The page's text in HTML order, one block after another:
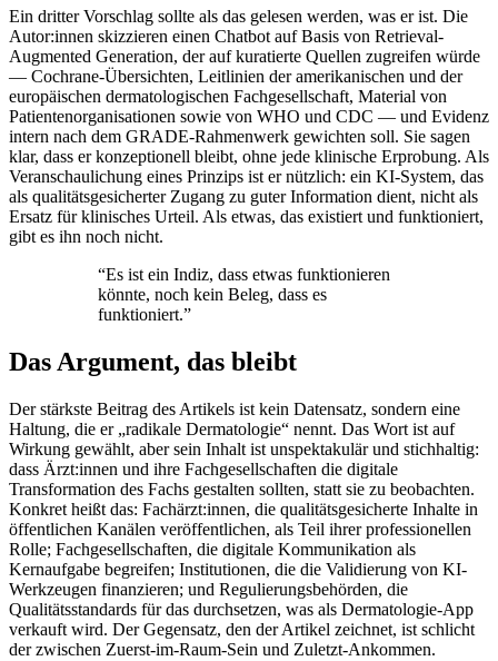
Ein dritter Vorschlag sollte als das gelesen werden, was er ist. Die
Autor:innen skizzieren einen Chatbot auf Basis von Retrieval-
Augmented Generation, der auf kuratierte Quellen zugreifen würde
— Cochrane-Übersichten, Leitlinien der amerikanischen und der
europäischen dermatologischen Fachgesellschaft, Material von
Patientenorganisationen sowie von WHO und CDC — und Evidenz
intern nach dem GRADE-Rahmenwerk gewichten soll. Sie sagen
klar, dass er konzeptionell bleibt, ohne jede klinische Erprobung. Als
Veranschaulichung eines Prinzips ist er nützlich: ein KI-System, das
als qualitätsgesicherter Zugang zu guter Information dient, nicht als
Ersatz für klinisches Urteil. Als etwas, das existiert und funktioniert,
gibt es ihn noch nicht.
“Es ist ein Indiz, dass etwas funktionieren
könnte, noch kein Beleg, dass es
funktioniert.”
Das Argument, das bleibt
Der stärkste Beitrag des Artikels ist kein Datensatz, sondern eine
Haltung, die er „radikale Dermatologie“ nennt. Das Wort ist auf
Wirkung gewählt, aber sein Inhalt ist unspektakulär und stichhaltig:
dass Ärzt:innen und ihre Fachgesellschaften die digitale
Transformation des Fachs gestalten sollten, statt sie zu beobachten.
Konkret heißt das: Fachärzt:innen, die qualitätsgesicherte Inhalte in
öffentlichen Kanälen veröffentlichen, als Teil ihrer professionellen
Rolle; Fachgesellschaften, die digitale Kommunikation als
Kernaufgabe begreifen; Institutionen, die die Validierung von KI-
Werkzeugen finanzieren; und Regulierungsbehörden, die
Qualitätsstandards für das durchsetzen, was als Dermatologie-App
verkauft wird. Der Gegensatz, den der Artikel zeichnet, ist schlicht
der zwischen Zuerst-im-Raum-Sein und Zuletzt-Ankommen.